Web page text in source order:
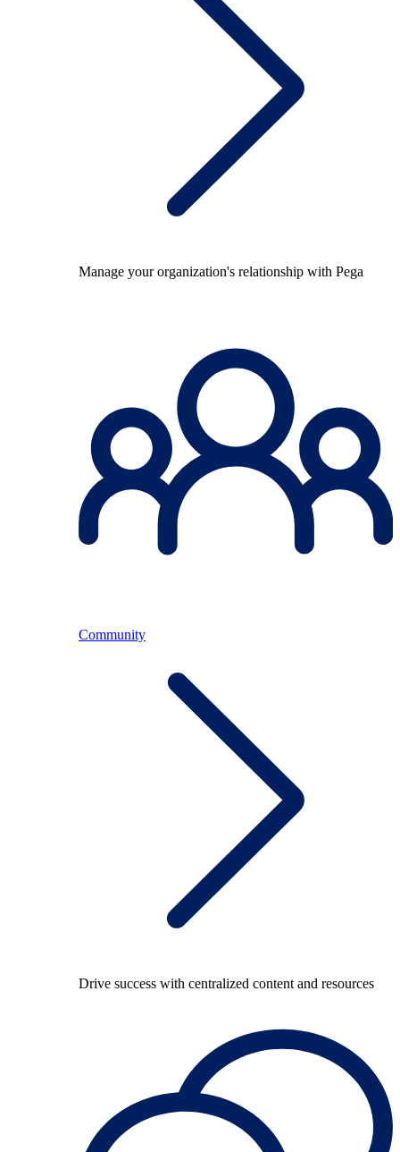
Manage your organization's relationship with Pega
Community
Drive success with centralized content and resources